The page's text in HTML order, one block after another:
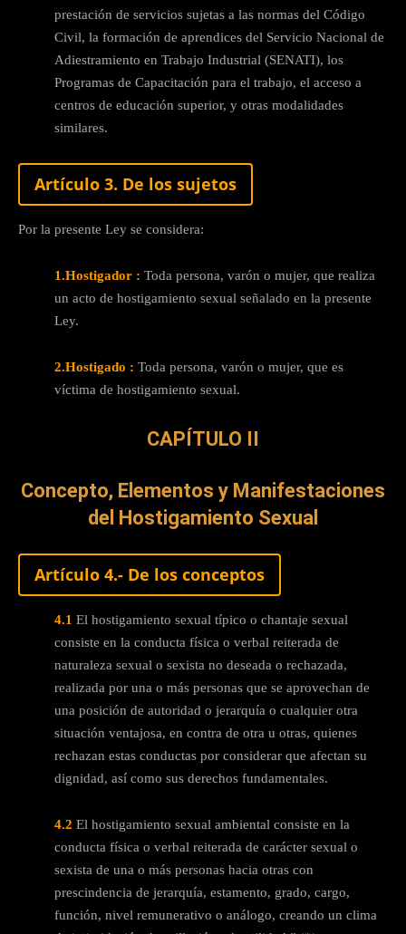
prestación de servicios sujetas a las normas del Código
Civil, la formación de aprendices del Servicio Nacional de
Adiestramiento en Trabajo Industrial (SENATI), los
Programas de Capacitación para el trabajo, el acceso a
centros de educación superior, y otras modalidades
similares.
Artículo 3. De los sujetos
Por la presente Ley se considera:
1.Hostigador : Toda persona, varón o mujer, que realiza
un acto de hostigamiento sexual señalado en la presente
Ley.
2.Hostigado : Toda persona, varón o mujer, que es
víctima de hostigamiento sexual.
CAPÍTULO II
Concepto, Elementos y Manifestaciones
del Hostigamiento Sexual
Artículo 4.- De los conceptos
4.1 El hostigamiento sexual típico o chantaje sexual
consiste en la conducta física o verbal reiterada de
naturaleza sexual o sexista no deseada o rechazada,
realizada por una o más personas que se aprovechan de
una posición de autoridad o jerarquía o cualquier otra
situación ventajosa, en contra de otra u otras, quienes
rechazan estas conductas por considerar que afectan su
dignidad, así como sus derechos fundamentales.
4.2 El hostigamiento sexual ambiental consiste en la
conducta física o verbal reiterada de carácter sexual o
sexista de una o más personas hacia otras con
prescindencia de jerarquía, estamento, grado, cargo,
función, nivel remunerativo o análogo, creando un clima